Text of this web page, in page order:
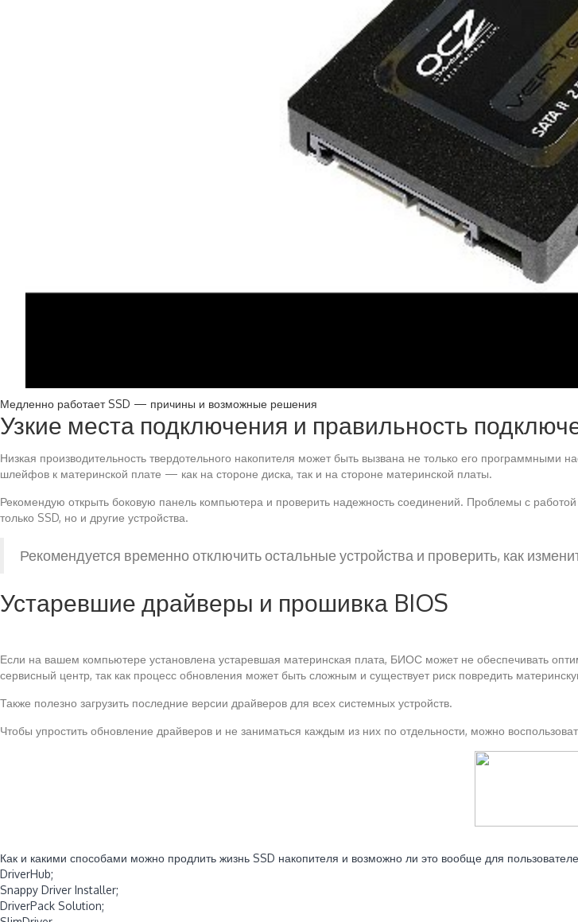
Медленно работает SSD — причины и возможные решения
Узкие места подключения и правильность
Низкая производительность твердотельного накопителя может быть вызвана не только его
шлейфов к материнской плате — как на стороне диска, так и на стороне материнской платы.
Рекомендую открыть боковую панель компьютера и проверить надежность соединений. Проблемы с работой
только SSD, но и другие устройства.
Рекомендуется временно отключить остальные устройства и проверить, как
Устаревшие драйверы и прошивка BIOS
Если на вашем компьютере установлена устаревшая материнская плата, БИОС может не обеспечивать
сервисный центр, так как процесс обновления может быть сложным и существует риск повредить
Также полезно загрузить последние версии драйверов для всех системных устройств.
Чтобы упростить обновление драйверов и не заниматься каждым из них по отдельности, можно
Как и какими способами можно продлить жизнь SSD накопителя и возможно ли это вообще для
DriverHub;
Snappy Driver Installer;
DriverPack Solution;